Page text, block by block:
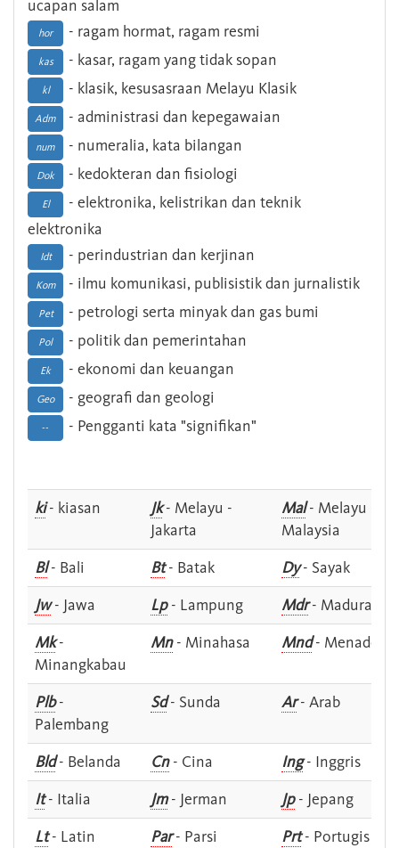
ucapan salam
hor - ragam hormat, ragam resmi
kas - kasar, ragam yang tidak sopan
kl - klasik, kesusasraan Melayu Klasik
Adm - administrasi dan kepegawaian
num - numeralia, kata bilangan
Dok - kedokteran dan fisiologi
El
- elektronika, kelistrikan dan teknik
elektronika
Idt - perindustrian dan kerjinan
Kom - ilmu komunikasi, publisistik dan jurnalistik
Pet - petrologi serta minyak dan gas bumi
Pol - politik dan pemerintahan
Ek - ekonomi dan keuangan
Geo - geografi dan geologi
-- - Pengganti kata "signifikan"
ki- kiasan Jk- Melayu -
Jakarta
Mal- Melayu -
Malaysia
Bl- Bali Bt- Batak Dy- Sayak
Jw- Jawa Lp- Lampung Mdr- Madura
Mk-
Minangkabau
Mn- Minahasa Mnd- Menado
Plb-
Palembang
Sd- Sunda Ar- Arab
Bld- Belanda Cn- Cina Ing- Inggris
It- Italia Jm- Jerman Jp- Jepang
Lt- Latin Par- Parsi Prt- Portugis